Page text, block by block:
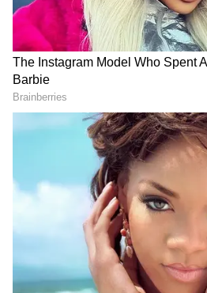
అనుబంధాన్ని చక్కగా చూపించారు.
దారితప్పితే ఆ భార్య వేదన ఎలా
ఆమె ఎంతలా తరిపించింది..?
చూపించారు. అందుకే ఈ సాంగ్
ఆకట్టుకుని సూపర్ హిట్ గా
గూగుల్‌లో ఆసక్తికరమైన సమాచారం
ను మీ ఫ్రిఫర్డ్ సోర్స్ గా